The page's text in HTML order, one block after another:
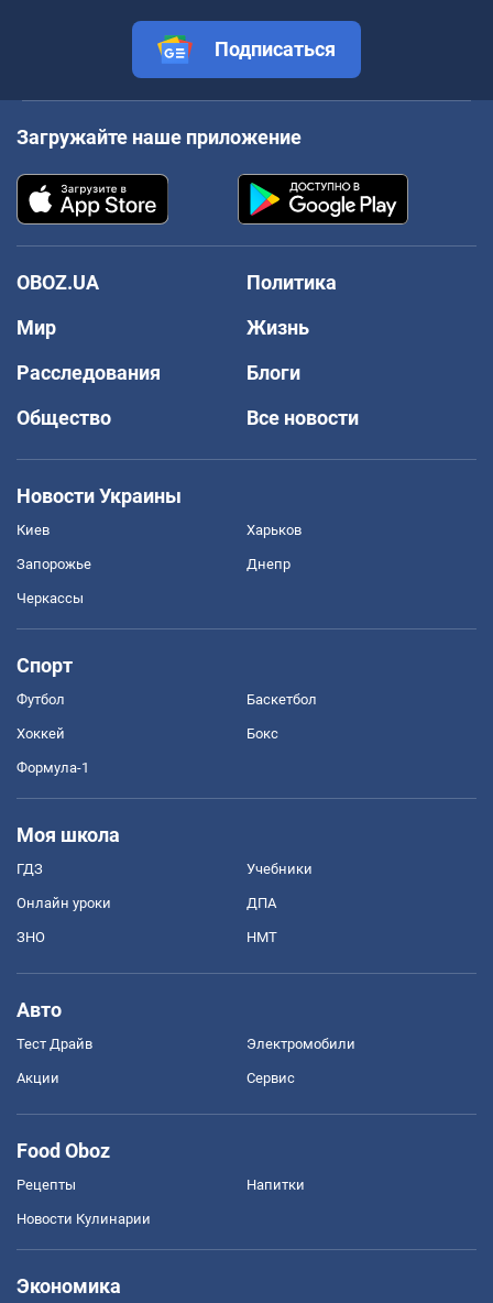
Подписаться
Загружайте наше приложение
OBOZ.UA
Политика
Мир
Жизнь
Расследования
Блоги
Общество
Все новости
Новости Украины
Киев Харьков
Запорожье Днепр
Черкассы
Спорт
Футбол Баскетбол
Хоккей Бокс
Формула-1
Моя школа
ГДЗ Учебники
Онлайн уроки ДПА
ЗНО НМТ
Авто
Тест Драйв Электромобили
Акции Сервис
Food Oboz
Рецепты Напитки
Новости Кулинарии
Экономика